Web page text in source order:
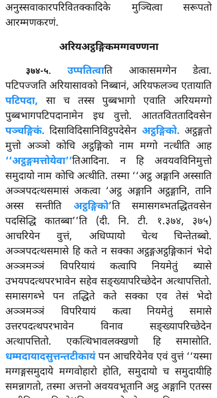
अनुस्सवाकारपरिवितक्कादिके मुञ्चित्वा सरूपतो
आरम्मणकरणं.
अरियअट्ठङ्गिकमग्गवण्णना
३७४-५.उप्पतित्वाति आकासमग्गेन डेत्वा.
पटिपज्जति अरियासावको निब्बानं, अरियफलञ्च एतायाति
पटिपदा, सा च तस्स पुब्बभागो एवाति अरियमग्गो
पुब्बभागपटिपदानामेन इध वुत्तो. आततविततादिवसेन
पञ्चङ्गिकं. दिसाविदिसानिविट्ठपदेसेन अट्ठङ्गिको. अट्ठङ्गतो
मुत्तो अञ्ञो कोचि अट्ठङ्गिको नाम मग्गो नत्थीति आह
‘‘अट्ठङ्गमत्तोयेवा’’तिआदिना. न हि अवयवविनिमुत्तो
समुदायो नाम कोचि अत्थीति. तस्मा ‘‘अट्ठ अङ्गानि अस्साति
अञ्ञपदत्थसमासं अकत्वा ‘अट्ठ अङ्गानि अट्ठङ्गानि, तानि
अस्स सन्तीति अट्ठङ्गिको’ति समासगब्भतद्धितवसेन
पदसिद्धि कातब्बा’’ति (दी. नि. टी. १.३७४, ३७५)
आचरियेन वुत्तं, अधिप्पायो चेत्थ चिन्तेतब्बो.
अञ्ञपदत्थसमासे हि कते न सक्का अट्ठङ्गअट्ठङ्गिकानं भेदो
अञ्ञमञ्ञं विपरियायं कत्वापि नियमेतुं ब्यासे
उभयपदत्थपरभावेन सहेव सङ्ख्यापरिच्छेदेन अत्थापत्तितो.
समासगब्भे पन तद्धिते कते सक्का एव तेसं भेदो
अञ्ञमञ्ञं विपरियायं कत्वा नियमेतुं समासे
उत्तरपदत्थपरभावेन विनाव सङ्ख्यापरिच्छेदेन
अत्थापत्तितो. एकत्थिभावलक्खणो हि समासोति.
धम्मदायादसुत्तन्तटीकायंपन आचरियेनेव एवं वुत्तं ‘‘यस्मा
मग्गङ्गसमुदायेमग्गवोहारो होति, समुदायो च समुदायीहि
समन्नागतो, तस्मा अत्तनो अवयवभूतानि अट्ठ अङ्गानि एतस्स